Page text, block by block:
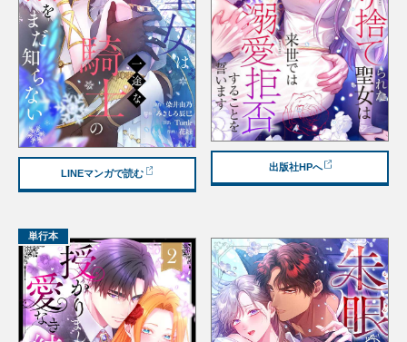
LINEマンガで読む
出版社HPへ
単行本